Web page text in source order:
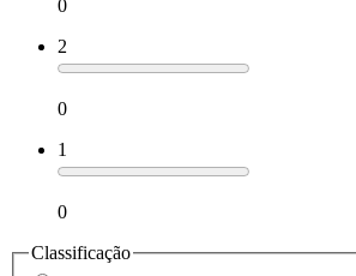
0
2
0
1
0
Classificação